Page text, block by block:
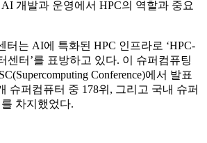
개발과 운영에서 HPC의 역할과 중요
터는 AI에 특화된 HPC 인프라로 ‘HPC-
센터’를 표방하고 있다. 이 슈퍼컴퓨팅
Conference)에서 발표
슈퍼컴퓨터 중 178위, 그리고 국내 슈퍼
차지했었다.